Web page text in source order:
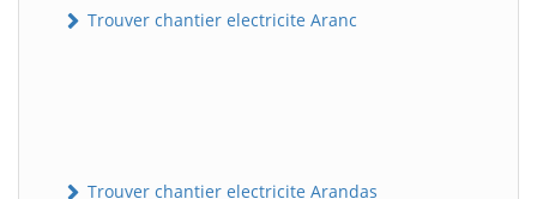
Trouver chantier electricite Aranc
Trouver chantier electricite Arandas